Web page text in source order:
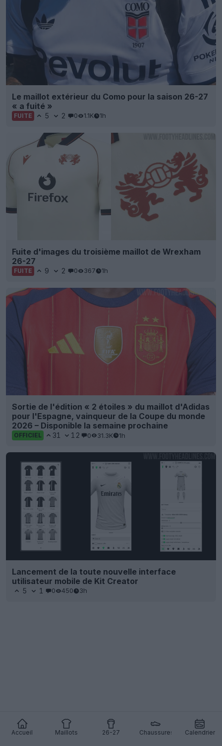
Accueil Maillots 26-27 Chaussures Calendrier
Le maillot extérieur du Como pour la saison 26-27
« a fuité »
FUITE 5 2 0 1.1K 1h
Fuite d'images du troisième maillot de Wrexham
26-27
FUITE 9 2 0 367 1h
Sortie de l'édition « 2 étoiles » du maillot d'Adidas
pour l'Espagne, vainqueur de la Coupe du monde
2026 – Disponible la semaine prochaine
OFFICIEL 31 12 0 31.3K 1h
Lancement de la toute nouvelle interface
utilisateur mobile de Kit Creator
5 1 0 450 3h